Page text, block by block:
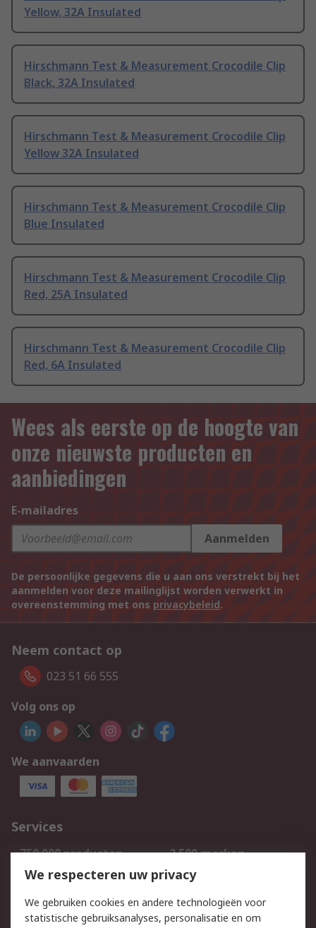
Yellow, 32A Insulated
Hirschmann Test & Measurement Crocodile Clip
Black, 32A Insulated
Hirschmann Test & Measurement Crocodile Clip
Yellow 32A Insulated
Hirschmann Test & Measurement Crocodile Clip
Blue Insulated
Hirschmann Test & Measurement Crocodile Clip
Red, 25A Insulated
Hirschmann Test & Measurement Crocodile Clip
Red, 6A Insulated
Wees als eerste op de hoogte van
onze nieuwste producten en
aanbiedingen
E-mailadres
Aanmelden
De persoonlijke gegevens die u aan ons verstrekt bij het
aanmelden voor deze mailinglijst worden verwerkt in
overeenstemming met ons privacybeleid.
Neem contact op
023 51 66 555
Volg ons op
We aanvaarden
Services
750.000 producten
2.500 merken
Bestellen
Inkoopoplossingen
Track & Trace
We respecteren uw privacy
We gebruiken cookies en andere technologieën voor
statistische gebruiksanalyses, personalisatie en om